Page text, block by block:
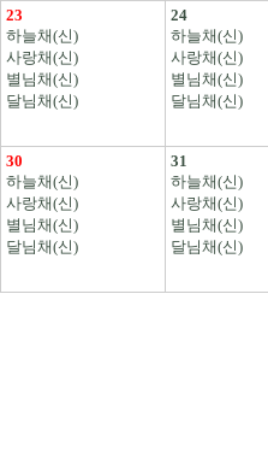
23
하늘채(신)
사랑채(신)
별님채(신)
달님채(신)
24
하늘채(신)
사랑채(신)
별님채(신)
달님채(신)
30
하늘채(신)
사랑채(신)
별님채(신)
달님채(신)
31
하늘채(신)
사랑채(신)
별님채(신)
달님채(신)